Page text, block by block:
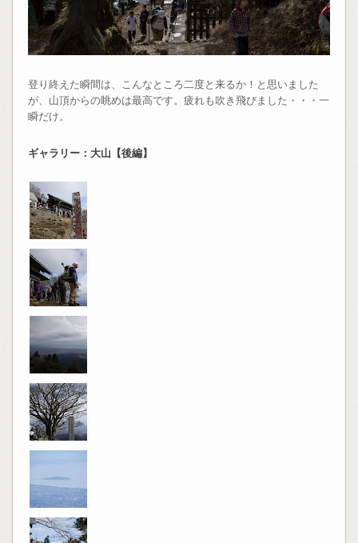
登り終えた瞬間は、こんなところ二度と来るか！と思いました
が、山頂からの眺めは最高です。疲れも吹き飛びました・・・一
瞬だけ。
ギャラリー：大山【後編】